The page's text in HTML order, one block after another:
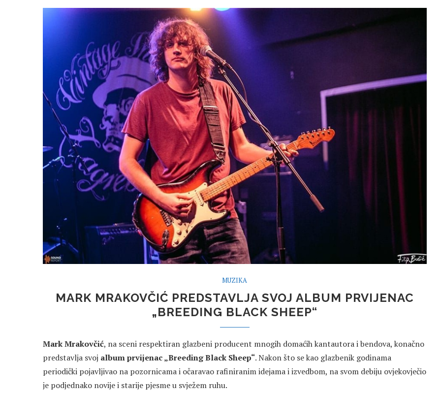
MUZIKA
MARK MRAKOVČIĆ PREDSTAVLJA SVOJ ALBUM PRVIJENAC
„BREEDING BLACK SHEEP“
Mark Mrakovčić, na sceni respektiran glazbeni producent mnogih domaćih kantautora i bendova, konačno
predstavlja svoj album prvijenac „Breeding Black Sheep“. Nakon što se kao glazbenik godinama
periodički pojavljivao na pozornicama i očaravao rafiniranim idejama i izvedbom, na svom debiju ovjekovječio
je podjednako novije i starije pjesme u svježem ruhu.